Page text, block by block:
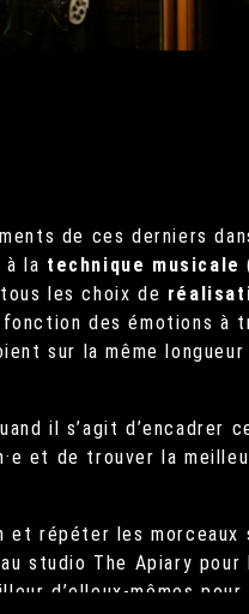
de ces derniers
la technique musicale
les choix de
des émotions à
sur la même
il s’agit d’encadrer
et de trouver la
répéter les morceaux
studio The Apiary pour
d’elleux-mêmes